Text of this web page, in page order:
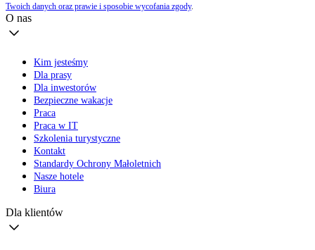
Twoich danych oraz prawie i sposobie wycofania zgody.
O nas
Kim jesteśmy
Dla prasy
Dla inwestorów
Bezpieczne wakacje
Praca
Praca w IT
Szkolenia turystyczne
Kontakt
Standardy Ochrony Małoletnich
Nasze hotele
Biura
Dla klientów